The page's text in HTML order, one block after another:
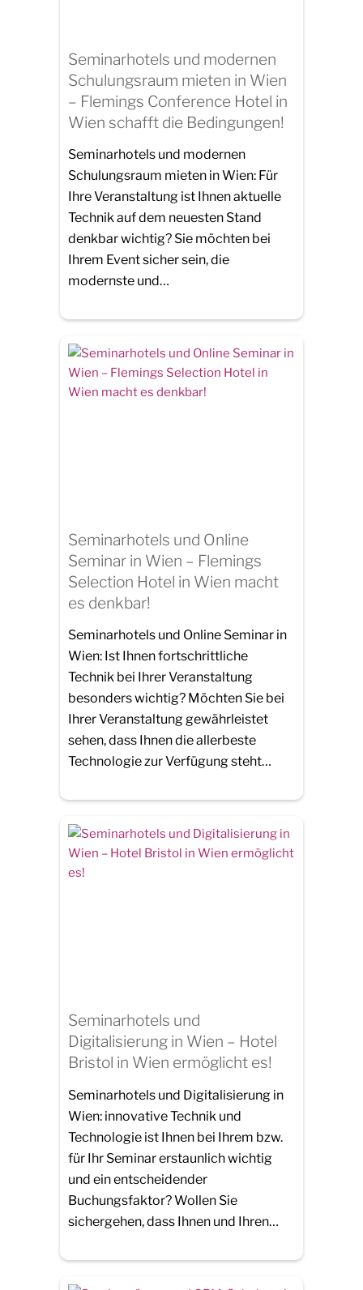
Seminarhotels und modernen
Schulungsraum mieten in Wien
– Flemings Conference Hotel in
Wien schafft die Bedingungen!
Seminarhotels und modernen
Schulungsraum mieten in Wien: Für
Ihre Veranstaltung ist Ihnen aktuelle
Technik auf dem neuesten Stand
denkbar wichtig? Sie möchten bei
Ihrem Event sicher sein, die
modernste und…
Seminarhotels und Online
Seminar in Wien – Flemings
Selection Hotel in Wien macht
es denkbar!
Seminarhotels und Online Seminar in
Wien: Ist Ihnen fortschrittliche
Technik bei Ihrer Veranstaltung
besonders wichtig? Möchten Sie bei
Ihrer Veranstaltung gewährleistet
sehen, dass Ihnen die allerbeste
Technologie zur Verfügung steht…
Seminarhotels und
Digitalisierung in Wien – Hotel
Bristol in Wien ermöglicht es!
Seminarhotels und Digitalisierung in
Wien: innovative Technik und
Technologie ist Ihnen bei Ihrem bzw.
für Ihr Seminar erstaunlich wichtig
und ein entscheidender
Buchungsfaktor? Wollen Sie
sichergehen, dass Ihnen und Ihren…